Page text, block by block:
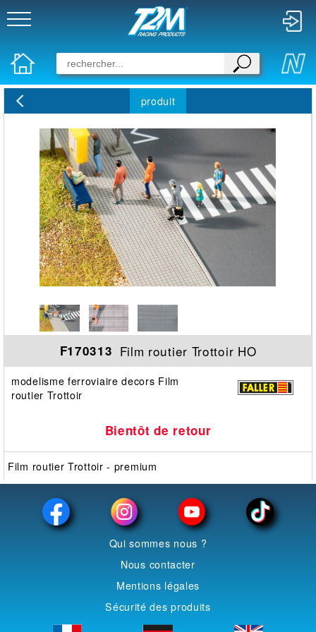
produit
F170313 Film routier Trottoir HO
modelisme ferroviaire decors Film
routier Trottoir
Bientôt de retour
Film routier Trottoir - premium
Qui sommes nous ?
Nous contacter
Mentions légales
Sécurité des produits